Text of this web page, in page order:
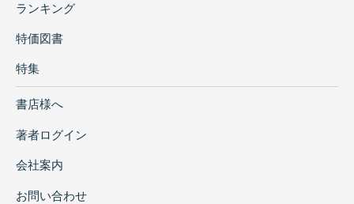
ランキング
特価図書
特集
書店様へ
著者ログイン
会社案内
お問い合わせ